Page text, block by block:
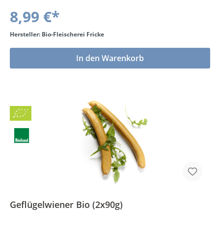
8,99 €*
Hersteller: Bio-Fleischerei Fricke
In den Warenkorb
Bio
BLa
Geflügelwiener Bio (2x90g)